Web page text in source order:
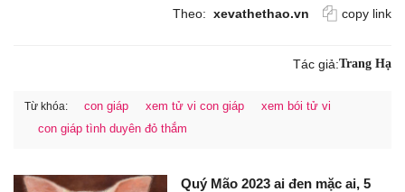
Theo: xevathethao.vn copy link
Tác giả:Trang Hạ
Từ khóa: con giáp xem tử vi con giáp
xem bói tử vi
con giáp tình duyên đỏ thắm
Quý Mão 2023 ai đen mặc ai, 5